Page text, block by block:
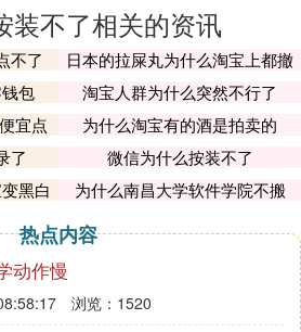
装不了相关的资讯
不了
日本的拉屎丸为什么淘宝上都撤
了
包
淘宝人群为什么突然不行了
宜点
为什么淘宝有的酒是拍卖的
了
微信为什么按装不了
黑白
为什么南昌大学软件学院不搬
热点内容
动作慢
浏览：1520